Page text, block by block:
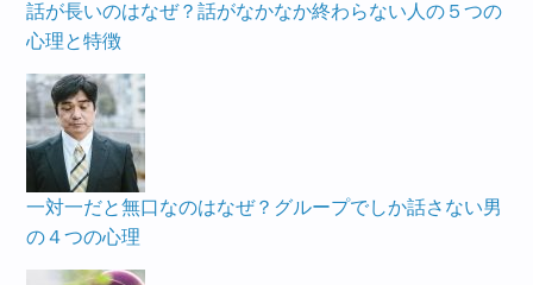
話が長いのはなぜ？話がなかなか終わらない人の５つの
心理と特徴
一対一だと無口なのはなぜ？グループでしか話さない男
の４つの心理